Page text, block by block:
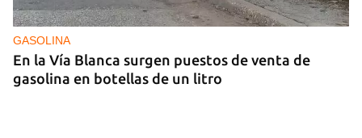
GASOLINA
En la Vía Blanca surgen puestos de venta de
gasolina en botellas de un litro